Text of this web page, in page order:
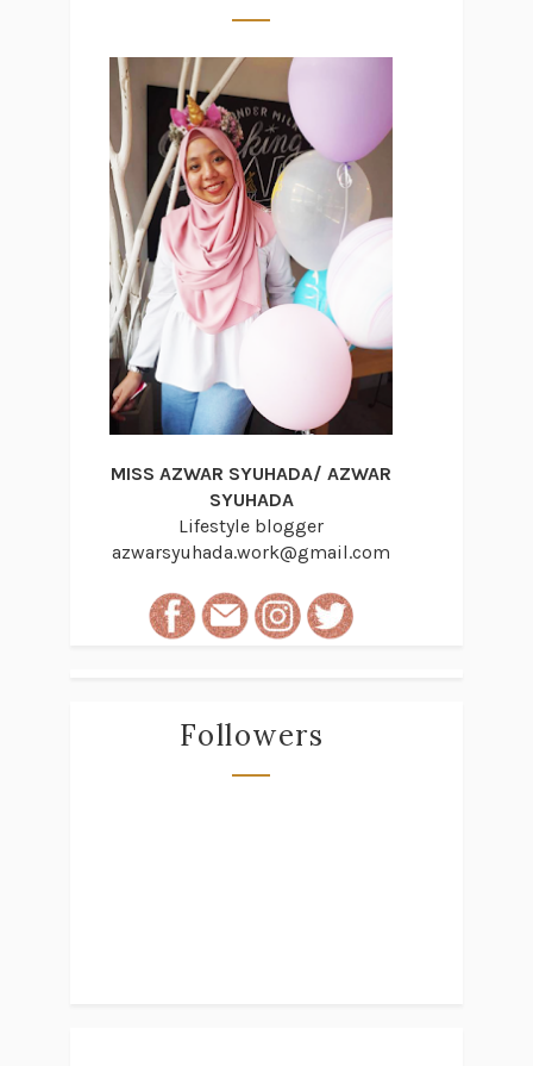
MISS AZWAR SYUHADA/ AZWAR
SYUHADA
Lifestyle blogger
azwarsyuhada.work@gmail.com
Followers